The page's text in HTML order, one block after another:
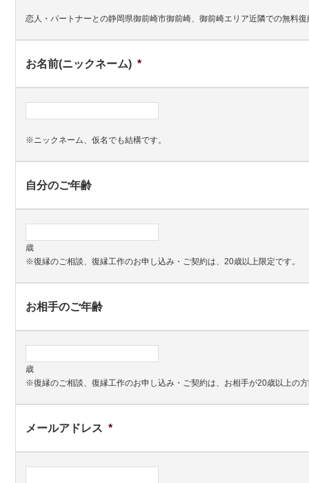
恋人・パートナーとの静岡県御前崎市御前崎、御前崎エリア近隣での無料
お名前(ニックネーム) *
※ニックネーム、仮名でも結構です。
自分のご年齢
歳
※復縁のご相談、復縁工作のお申し込み・ご契約は、20歳以上限定です。
お相手のご年齢
歳
※復縁のご相談、復縁工作のお申し込み・ご契約は、お相手が20歳以上の
メールアドレス *